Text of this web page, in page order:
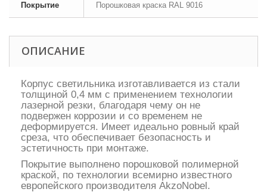
Покрытие Порошковая краска RAL 9016
ОПИСАНИЕ
Корпус светильника изготавливается из стали
толщиной 0,4 мм с применением технологии
лазерной резки, благодаря чему он не
подвержен коррозии и со временем не
деформируется. Имеет идеально ровный край
среза, что обеспечивает безопасность и
эстетичность при монтаже.
Покрытие выполнено порошковой полимерной
краской, по технологии всемирно известного
европейского производителя AkzoNobel.